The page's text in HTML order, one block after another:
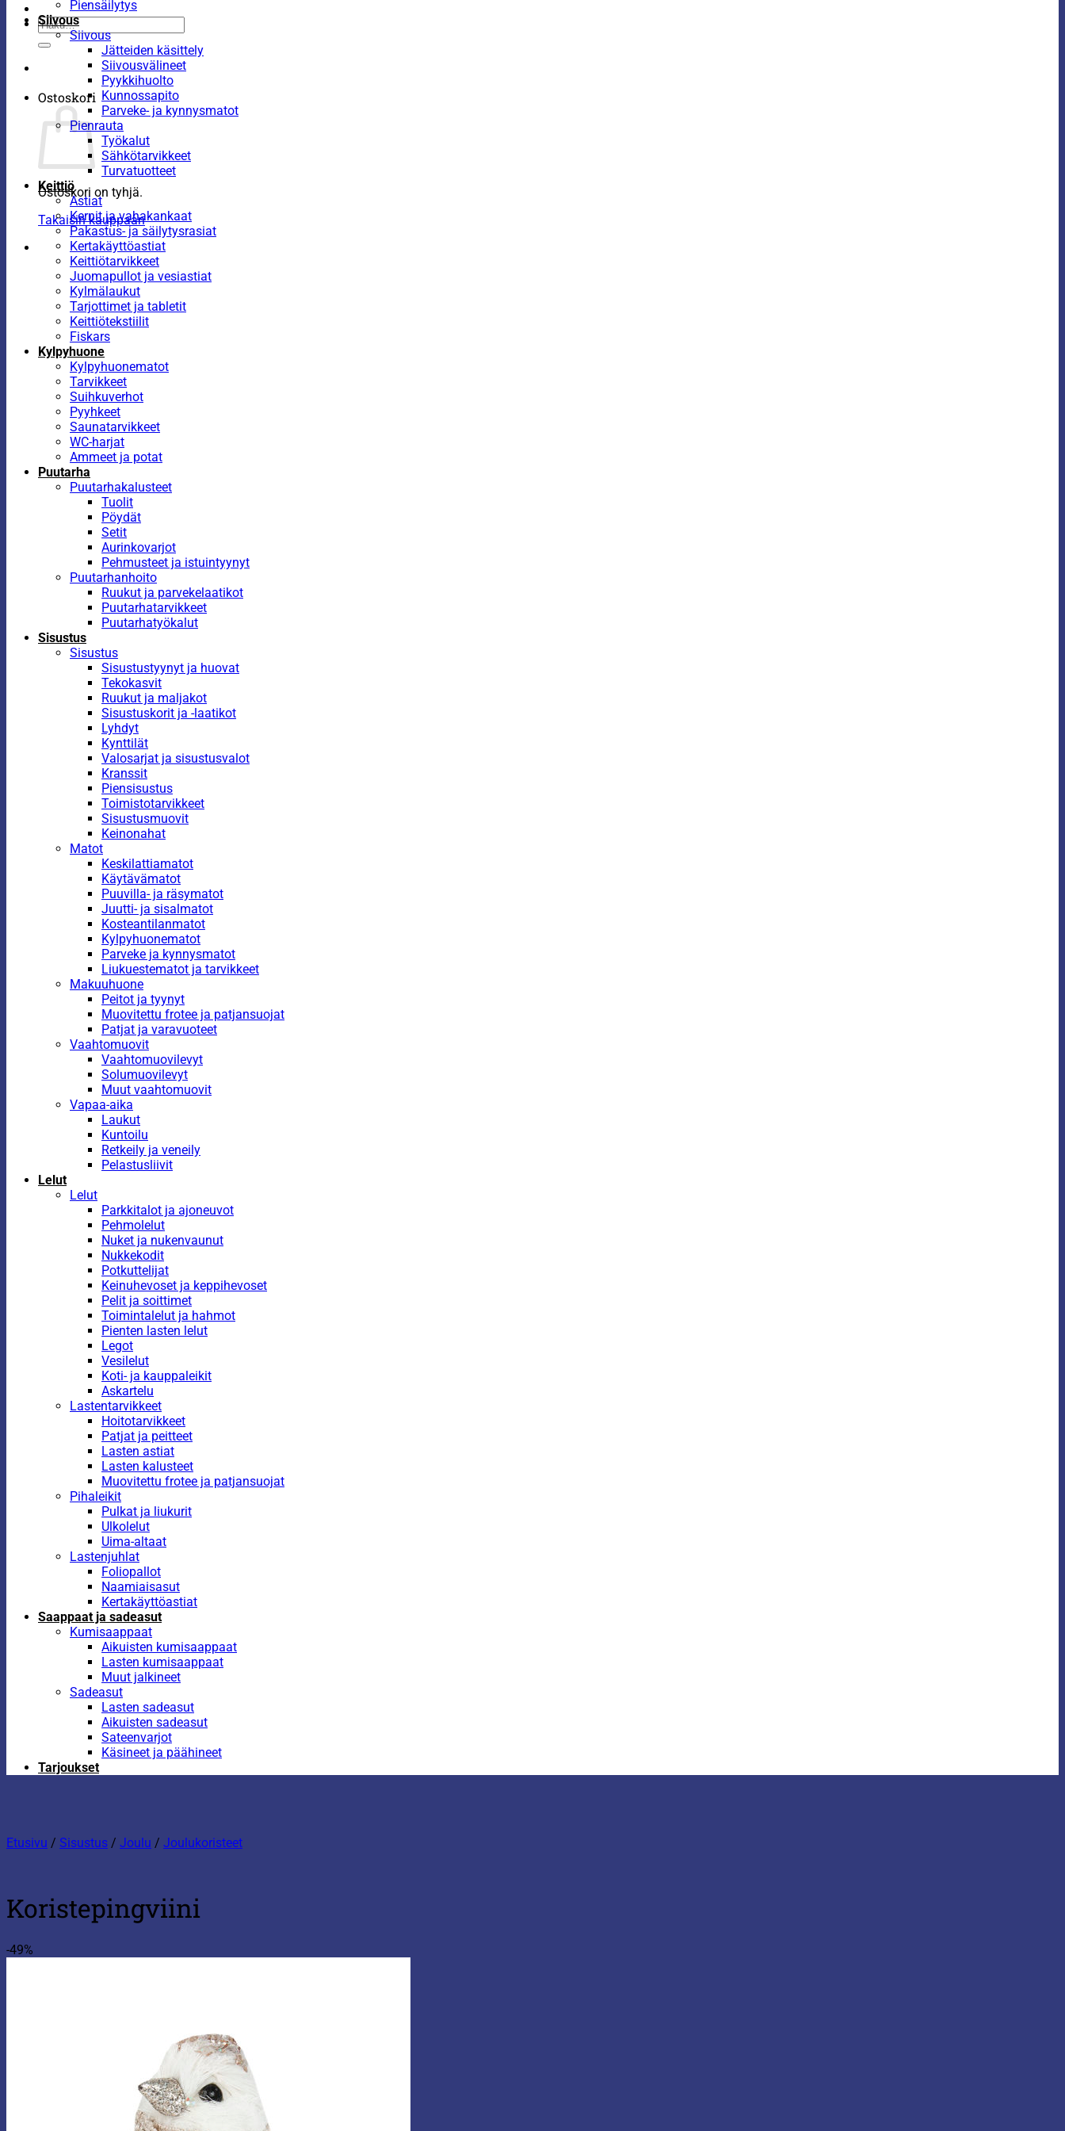
Etsi:
Ostoskori
Ostoskori on tyhjä.
Takaisin kauppaan
Piensäilytys
Siivous
Siivous
Jätteiden käsittely
Siivousvälineet
Pyykkihuolto
Kunnossapito
Parveke- ja kynnysmatot
Pienrauta
Työkalut
Sähkötarvikkeet
Turvatuotteet
Keittiö
Astiat
Kernit ja vahakankaat
Pakastus- ja säilytysrasiat
Kertakäyttöastiat
Keittiötarvikkeet
Juomapullot ja vesiastiat
Kylmälaukut
Tarjottimet ja tabletit
Keittiötekstiilit
Fiskars
Kylpyhuone
Kylpyhuonematot
Tarvikkeet
Suihkuverhot
Pyyhkeet
Saunatarvikkeet
WC-harjat
Ammeet ja potat
Puutarha
Puutarhakalusteet
Tuolit
Pöydät
Setit
Aurinkovarjot
Pehmusteet ja istuintyynyt
Puutarhanhoito
Ruukut ja parvekelaatikot
Puutarhatarvikkeet
Puutarhatyökalut
Sisustus
Sisustus
Sisustustyynyt ja huovat
Tekokasvit
Ruukut ja maljakot
Sisustuskorit ja -laatikot
Lyhdyt
Kynttilät
Valosarjat ja sisustusvalot
Kranssit
Piensisustus
Toimistotarvikkeet
Sisustusmuovit
Keinonahat
Matot
Keskilattiamatot
Käytävämatot
Puuvilla- ja räsymatot
Juutti- ja sisalmatot
Kosteantilanmatot
Kylpyhuonematot
Parveke ja kynnysmatot
Liukuestematot ja tarvikkeet
Makuuhuone
Peitot ja tyynyt
Muovitettu frotee ja patjansuojat
Patjat ja varavuoteet
Vaahtomuovit
Vaahtomuovilevyt
Solumuovilevyt
Muut vaahtomuovit
Vapaa-aika
Laukut
Kuntoilu
Retkeily ja veneily
Pelastusliivit
Lelut
Lelut
Parkkitalot ja ajoneuvot
Pehmolelut
Nuket ja nukenvaunut
Nukkekodit
Potkuttelijat
Keinuhevoset ja keppihevoset
Pelit ja soittimet
Toimintalelut ja hahmot
Pienten lasten lelut
Legot
Vesilelut
Koti- ja kauppaleikit
Askartelu
Lastentarvikkeet
Hoitotarvikkeet
Patjat ja peitteet
Lasten astiat
Lasten kalusteet
Muovitettu frotee ja patjansuojat
Pihaleikit
Pulkat ja liukurit
Ulkolelut
Uima-altaat
Lastenjuhlat
Foliopallot
Naamiaisasut
Kertakäyttöastiat
Saappaat ja sadeasut
Kumisaappaat
Aikuisten kumisaappaat
Lasten kumisaappaat
Muut jalkineet
Sadeasut
Lasten sadeasut
Aikuisten sadeasut
Sateenvarjot
Käsineet ja päähineet
Tarjoukset
Etusivu / Sisustus / Joulu / Joulukoristeet
Koristepingviini
-49%